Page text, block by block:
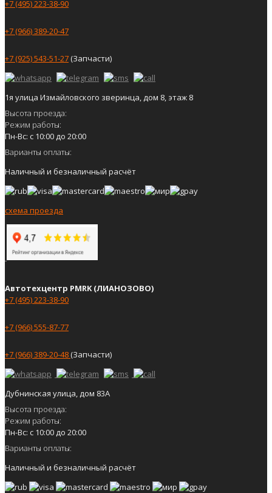
+7 (495) 223-38-90
+7 (966) 389-20-47
+7 (925) 543-51-27(Запчасти)
1я улица Измайловского зверинца, дом 8, этаж 8
Высота проезда:
Режим работы:
Пн-Вс: с 10:00 до 20:00
Варианты оплаты:
Наличный и безналичный расчёт
схема проезда
Автотехцентр PMRK (ЛИАНОЗОВО)
+7 (495) 223-38-90
+7 (966) 555-87-77
+7 (966) 389-20-48(Запчасти)
Дубнинская улица, дом 83А
Высота проезда:
Режим работы:
Пн-Вс: с 10:00 до 20:00
Варианты оплаты:
Наличный и безналичный расчёт